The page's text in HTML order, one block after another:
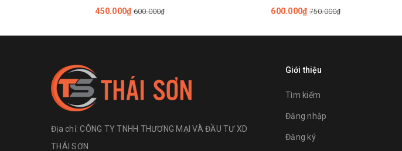
450.000₫ 600.000₫
600.000₫ 750.000₫
Địa chỉ:CÔNG TY TNHH THƯƠNG MẠI VÀ ĐẦU TƯ XD
THÁI SƠN
Giới thiệu
Tìm kiếm
Đăng nhập
Đăng ký